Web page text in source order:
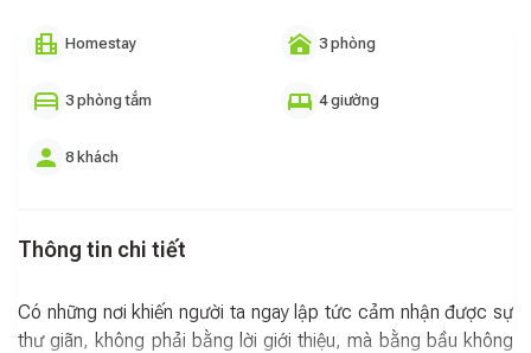
Homestay 3 phòng
3 phòng tắm 4 giường
8 khách
Thông tin chi tiết
Có những nơi khiến người ta ngay lập tức cảm nhận được sự
thư giãn, không phải bằng lời giới thiệu, mà bằng bầu không